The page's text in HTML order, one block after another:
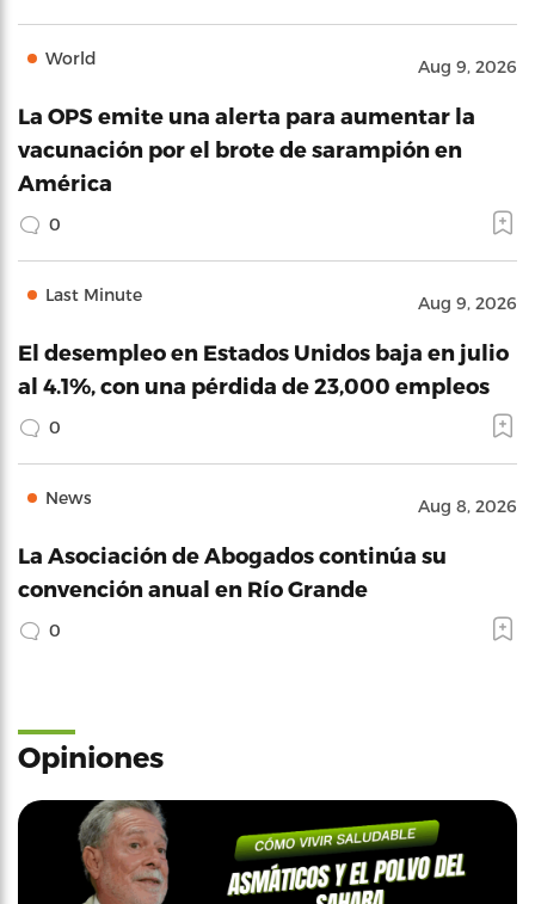
World Aug 9, 2026
La OPS emite una alerta para aumentar la
vacunación por el brote de sarampión en
América
0
Last Minute Aug 9, 2026
El desempleo en Estados Unidos baja en julio
al 4.1%, con una pérdida de 23,000 empleos
0
News Aug 8, 2026
La Asociación de Abogados continúa su
convención anual en Río Grande
0
Opiniones